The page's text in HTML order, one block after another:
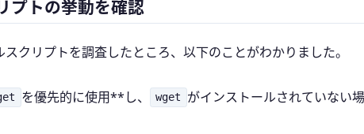
プトの挙動を確認
クリプトを調査したところ、以下のことがわかりました。
を優先的に使用**し、 wget がインストールされていない